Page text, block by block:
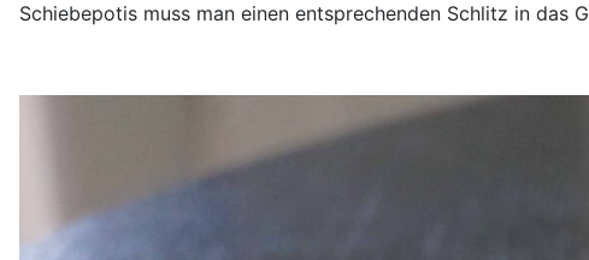
Schiebepotis muss man einen entsprechenden Schlitz in das